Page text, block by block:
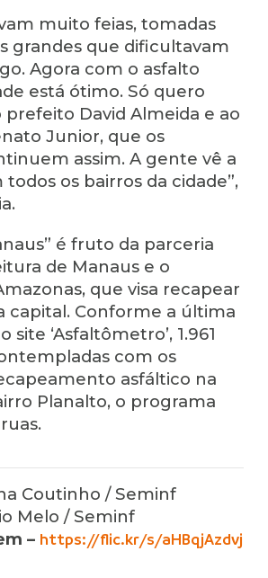
muito feias, tomadas
grandes que dificultavam
Agora com o asfalto
está ótimo. Só quero
prefeito David Almeida e ao
Junior, que os
assim. A gente vê a
os bairros da cidade”,
é fruto da parceria
de Manaus e o
que visa recapear
capital. Conforme a última
site ‘Asfaltômetro’, 1.961
com os
asfáltico na
Planalto, o programa
Coutinho / Seminf
Melo / Seminf
– https://flic.kr/s/aHBqjAzdvj